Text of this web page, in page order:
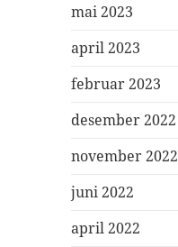
mai 2023
april 2023
februar 2023
desember 2022
november 2022
juni 2022
april 2022